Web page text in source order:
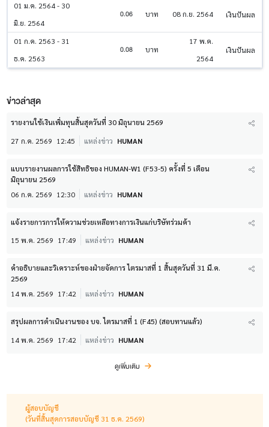
01 ม.ค. 2564 - 30
มิ.ย. 2564
0.06 บาท 08 ก.ย. 2564 เงินปันผล
01 ก.ค. 2563 - 31
ธ.ค. 2563
0.08 บาท
17 พ.ค.
2564
เงินปันผล
ข่าวล่าสุด
รายงานใช้เงินเพิ่มทุนสิ้นสุดวันที่ 30 มิถุนายน 2569
27 ก.ค. 2569 12:45 แหล่งข่าว HUMAN
แบบรายงานผลการใช้สิทธิของ HUMAN-W1 (F53-5) ครั้งที่ 5 เดือน
มิถุนายน 2569
06 ก.ค. 2569 12:30 แหล่งข่าว HUMAN
แจ้งรายการการให้ความช่วยเหลือทางการเงินแก่บริษัทร่วมค้า
15 พ.ค. 2569 17:49 แหล่งข่าว HUMAN
คำอธิบายและวิเคราะห์ของฝ่ายจัดการ ไตรมาสที่ 1 สิ้นสุดวันที่ 31 มี.ค.
2569
14 พ.ค. 2569 17:42 แหล่งข่าว HUMAN
สรุปผลการดำเนินงานของ บจ. ไตรมาสที่ 1 (F45) (สอบทานแล้ว)
14 พ.ค. 2569 17:42 แหล่งข่าว HUMAN
ดูเพิ่มเติม
ผู้สอบบัญชี
(วันที่สิ้นสุดการสอบบัญชี 31 ธ.ค. 2569)